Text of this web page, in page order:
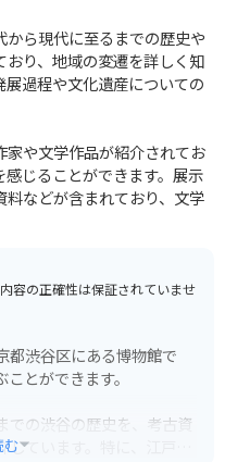
ら現代に至るまでの歴史や
り、地域の変遷を詳しく知
過程や文化遺産についての
や文学作品が紹介されてお
じることができます。展示
などが含まれており、文学
容の正確性は保証されていませ
都渋谷区にある博物館で
とができます。
での渋谷の歴史を、考古資
ています。特に、江戸時
む